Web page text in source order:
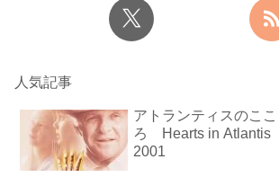
人気記事
アトランティスのここ
ろ Hearts in Atlantis
2001